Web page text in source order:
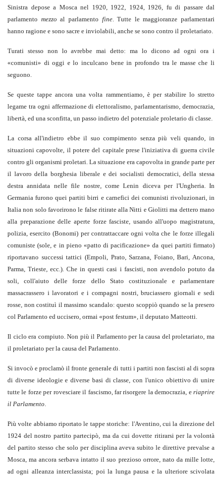
Sinistra depose a Mosca nel 1920, 1922, 1924, 1926, fu di passare dal
parlamento mezzo al parlamento fine. Tutte le maggioranze parlamentari
hanno ragione e sono sacre e inviolabili, anche se sono contro il proletariato.
Turati stesso non lo avrebbe mai detto: ma lo dicono ad ogni ora i
«comunisti» di oggi e lo inculcano bene in profondo tra le masse che li
seguono.
Se queste tappe ancora una volta rammentiamo, è per stabilire lo stretto
legame tra ogni affermazione di elettoralismo, parlamentarismo, democrazia,
libertà, ed una sconfitta, un passo indietro del potenziale proletario di classe.
La corsa all'indietro ebbe il suo compimento senza più veli quando, in
situazioni capovolte, il potere del capitale prese l'iniziativa di guerra civile
contro gli organismi proletari. La situazione era capovolta in grande parte per
il lavoro della borghesia liberale e dei socialisti democratici, della stessa
destra annidata nelle file nostre, come Lenin diceva per l'Ungheria. In
Germania furono quei partiti birri e carnefici dei comunisti rivoluzionari, in
Italia non solo favorirono le false ritirate alla Nitti e Giolitti ma dettero mano
alla preparazione delle aperte forze fasciste, usando all'uopo magistratura,
polizia, esercito (Bonomi) per contrattaccare ogni volta che le forze illegali
comuniste (sole, e in pieno «patto di pacificazione» da quei partiti firmato)
riportavano successi tattici (Empoli, Prato, Sarzana, Foiano, Bari, Ancona,
Parma, Trieste, ecc.). Che in questi casi i fascisti, non avendolo potuto da
soli, coll'aiuto delle forze dello Stato costituzionale e parlamentare
massacrassero i lavoratori e i compagni nostri, bruciassero giornali e sedi
rosse, non costituì il massimo scandalo: questo scoppiò quando se la presero
col Parlamento ed uccisero, ormai «post festum», il deputato Matteotti.
Il ciclo era compiuto. Non più il Parlamento per la causa del proletariato, ma
il proletariato per la causa del Parlamento.
Si invocò e proclamò il fronte generale di tutti i partiti non fascisti al di sopra
di diverse ideologie e diverse basi di classe, con l'unico obiettivo di unire
tutte le forze per rovesciare il fascismo, far risorgere la democrazia, e riaprire
il Parlamento.
Più volte abbiamo riportato le tappe storiche: l'Aventino, cui la direzione del
1924 del nostro partito partecipò, ma da cui dovette ritirarsi per la volontà
del partito stesso che solo per disciplina aveva subito le direttive prevalse a
Mosca, ma ancora serbava intatto il suo prezioso orrore, nato da mille lotte,
ad ogni alleanza interclassista; poi la lunga pausa e la ulteriore scivolata